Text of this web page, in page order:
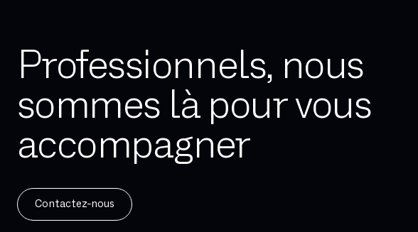
Professionnels, nous
sommes là pour vous
accompagner
Contactez-nous